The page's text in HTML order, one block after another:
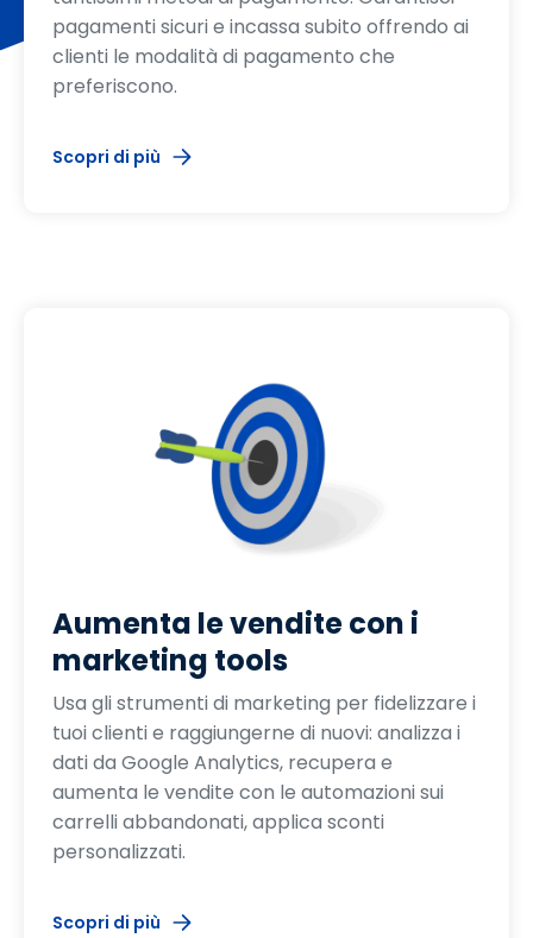
pagamenti sicuri e incassa subito offrendo ai
clienti le modalità di pagamento che
preferiscono.
Scopri di più
Aumenta le vendite con i
marketing tools
Usa gli strumenti di marketing per fidelizzare i
tuoi clienti e raggiungerne di nuovi: analizza i
dati da Google Analytics, recupera e
aumenta le vendite con le automazioni sui
carrelli abbandonati, applica sconti
personalizzati.
Scopri di più